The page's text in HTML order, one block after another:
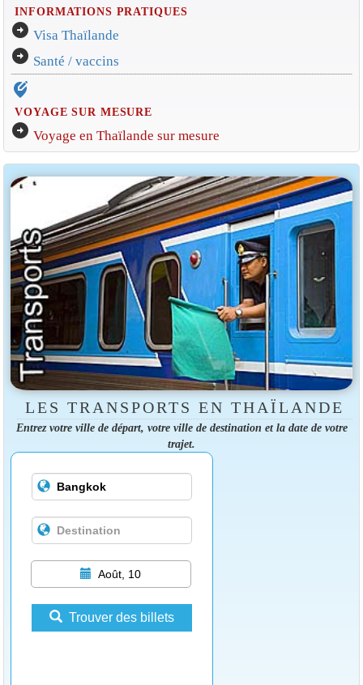
INFORMATIONS PRATIQUES
arrow_circle_right Visa Thaïlande
arrow_circle_right Santé / vaccins
edit_location_alt
VOYAGE SUR MESURE
arrow_circle_right Voyage en Thaïlande sur mesure
LES TRANSPORTS EN THAÏLANDE
Entrez votre ville de départ, votre ville de destination et la date de votre
trajet.
Août, 10
Trouver des billets